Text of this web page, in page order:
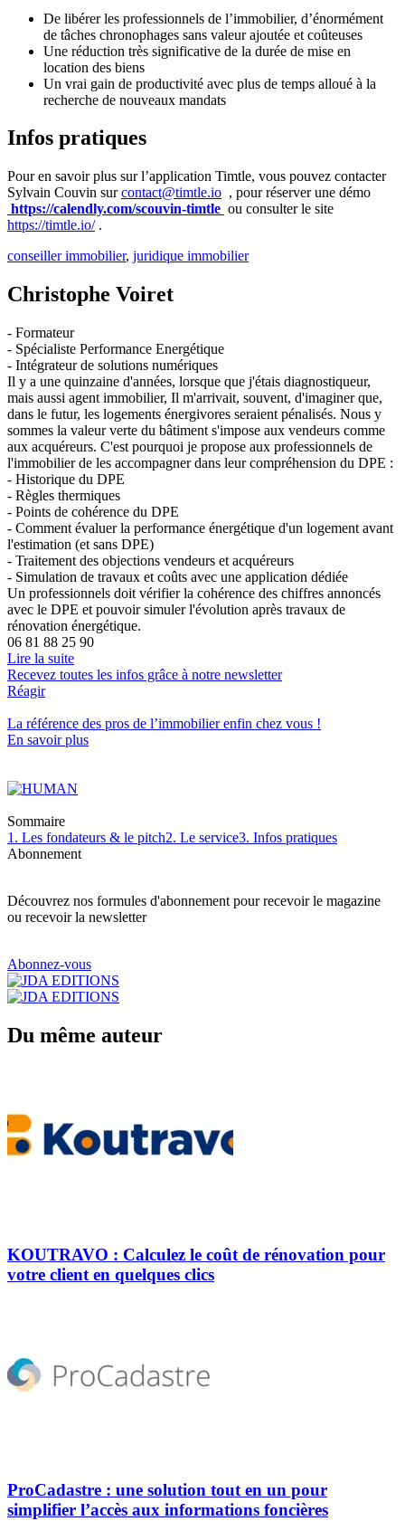
De libérer les professionnels de l’immobilier, d’énormément
de tâches chronophages sans valeur ajoutée et coûteuses
Une réduction très significative de la durée de mise en
location des biens
Un vrai gain de productivité avec plus de temps alloué à la
recherche de nouveaux mandats
Infos pratiques
Pour en savoir plus sur l’application Timtle, vous pouvez contacter
Sylvain Couvin surcontact@timtle.io , pour réserver une démo
https://calendly.com/scouvin-timtle ou consulter le site
https://timtle.io/.
conseiller immobilier, juridique immobilier
Christophe Voiret
- Formateur
- Spécialiste Performance Energétique
- Intégrateur de solutions numériques
Il y a une quinzaine d'années, lorsque que j'étais diagnostiqueur,
mais aussi agent immobilier, Il m'arrivait, souvent, d'imaginer que,
dans le futur, les logements énergivores seraient pénalisés. Nous y
sommes la valeur verte du bâtiment s'impose aux vendeurs comme
aux acquéreurs. C'est pourquoi je propose aux professionnels de
l'immobilier de les accompagner dans leur compréhension du DPE :
- Historique du DPE
- Règles thermiques
- Points de cohérence du DPE
- Comment évaluer la performance énergétique d'un logement avant
l'estimation (et sans DPE)
- Traitement des objections vendeurs et acquéreurs
- Simulation de travaux et coûts avec une application dédiée
Un professionnels doit vérifier la cohérence des chiffres annoncés
avec le DPE et pouvoir simuler l'évolution après travaux de
rénovation énergétique.
06 81 88 25 90
Lire la suite
Recevez toutes les infos grâce à notre newsletter
Réagir
La référence des pros de l’immobilierenfin chez vous !
En savoir plus
Sommaire
1. Les fondateurs & le pitch2. Le service3. Infos pratiques
Abonnement
Découvrez nos formules d'abonnement pour recevoir le magazine
ou recevoir la newsletter
Abonnez-vous
Du même auteur
KOUTRAVO : Calculez le coût de rénovation pour
votre client en quelques clics
ProCadastre : une solution tout en un pour
simplifier l’accès aux informations foncières